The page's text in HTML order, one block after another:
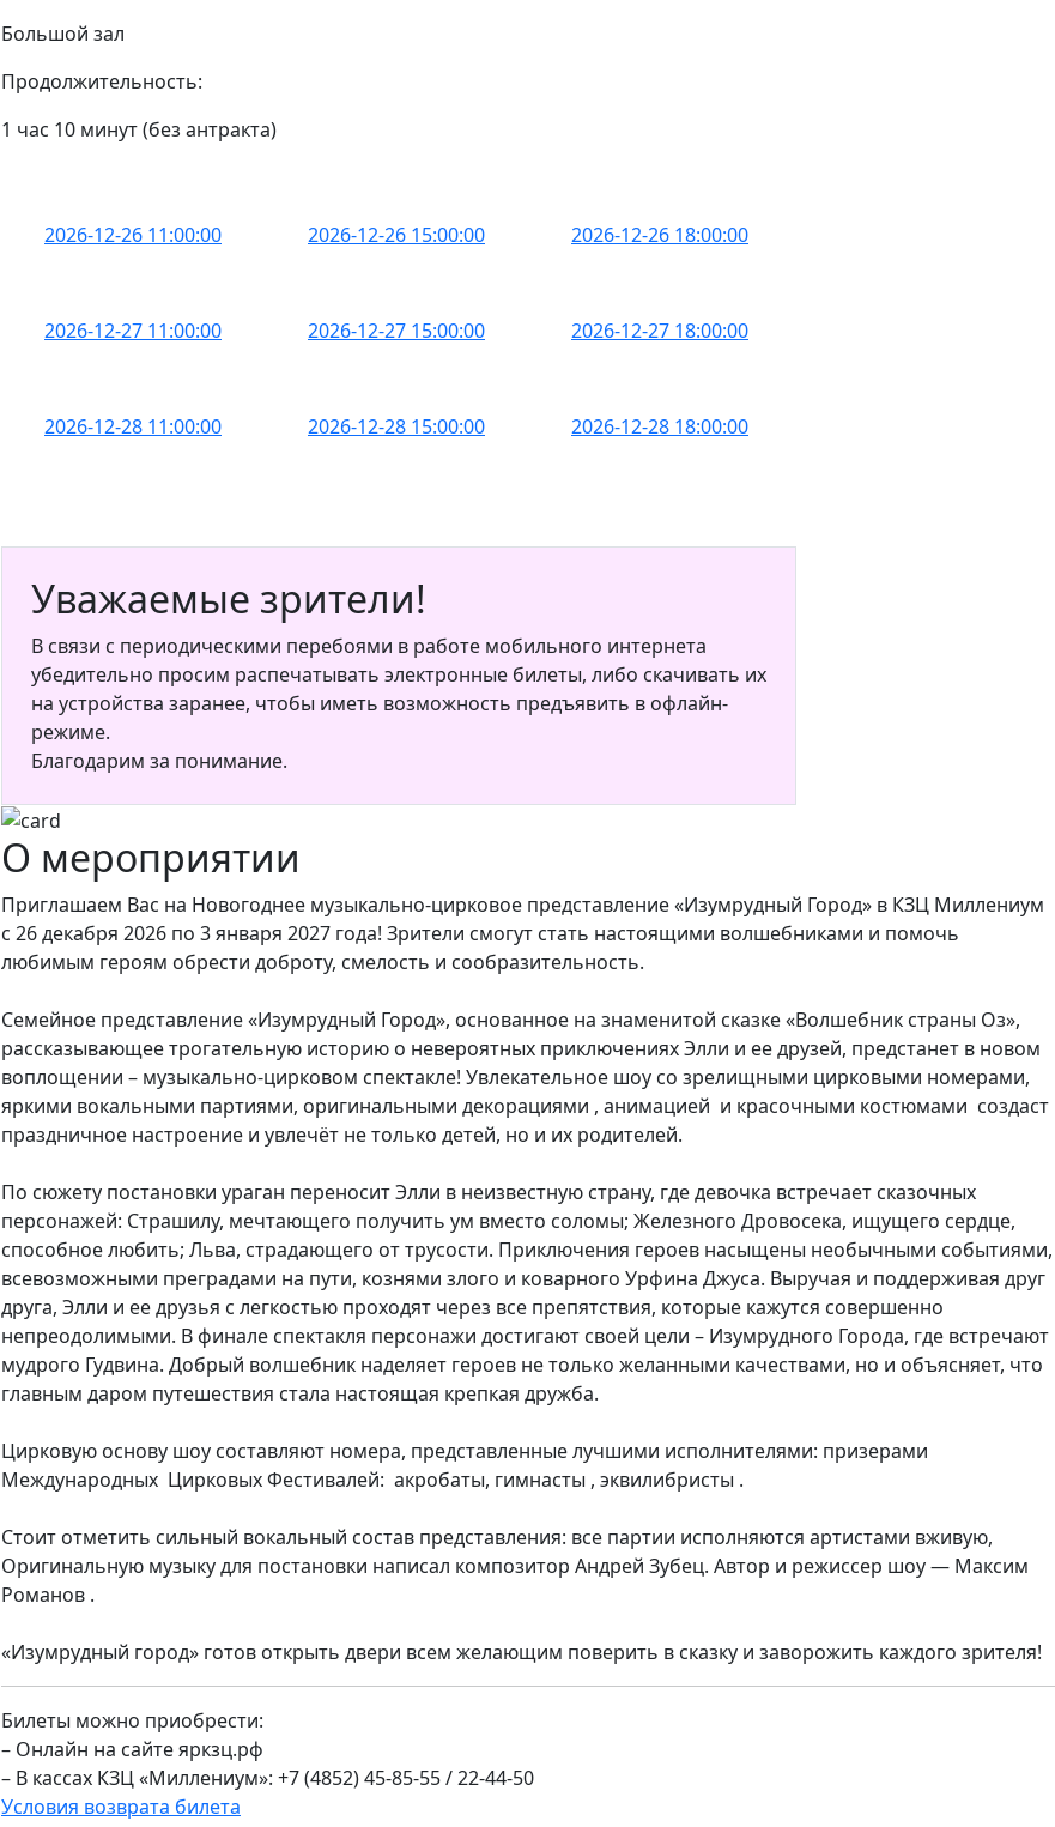
Большой зал
Продолжительность:
1 час 10 минут (без антракта)
2026-12-26 11:00:00 2026-12-26 15:00:00 2026-12-26 18:00:00
2026-12-27 11:00:00 2026-12-27 15:00:00 2026-12-27 18:00:00
2026-12-28 11:00:00 2026-12-28 15:00:00 2026-12-28 18:00:00
Уважаемые зрители!
В связи с периодическими перебоями в работе мобильного интернета
убедительно просим распечатывать электронные билеты, либо скачивать их
на устройства заранее, чтобы иметь возможность предъявить в офлайн-
режиме.
Благодарим за понимание.
О мероприятии
Приглашаем Вас на Новогоднее музыкально-цирковое представление «Изумрудный Город» в КЗЦ Миллениум
с 26 декабря 2026 по 3 января 2027 года! Зрители смогут стать настоящими волшебниками и помочь
любимым героям обрести доброту, смелость и сообразительность.
Семейное представление «Изумрудный Город», основанное на знаменитой сказке «Волшебник страны Оз»,
рассказывающее трогательную историю о невероятных приключениях Элли и ее друзей, предстанет в новом
воплощении – музыкально-цирковом спектакле! Увлекательное шоу со зрелищными цирковыми номерами,
яркими вокальными партиями, оригинальными декорациями , анимацией и красочными костюмами создаст
праздничное настроение и увлечёт не только детей, но и их родителей.
По сюжету постановки ураган переносит Элли в неизвестную страну, где девочка встречает сказочных
персонажей: Страшилу, мечтающего получить ум вместо соломы; Железного Дровосека, ищущего сердце,
способное любить; Льва, страдающего от трусости. Приключения героев насыщены необычными событиями,
всевозможными преградами на пути, кознями злого и коварного Урфина Джуса. Выручая и поддерживая друг
друга, Элли и ее друзья с легкостью проходят через все препятствия, которые кажутся совершенно
непреодолимыми. В финале спектакля персонажи достигают своей цели – Изумрудного Города, где встречают
мудрого Гудвина. Добрый волшебник наделяет героев не только желанными качествами, но и объясняет, что
главным даром путешествия стала настоящая крепкая дружба.
Цирковую основу шоу составляют номера, представленные лучшими исполнителями: призерами
Международных Цирковых Фестивалей: акробаты, гимнасты , эквилибристы .
Стоит отметить сильный вокальный состав представления: все партии исполняются артистами вживую,
Оригинальную музыку для постановки написал композитор Андрей Зубец. Автор и режиссер шоу — Максим
Романов .
«Изумрудный город» готов открыть двери всем желающим поверить в сказку и заворожить каждого зрителя!
Билеты можно приобрести:
– Онлайн на сайте яркзц.рф
– В кассах КЗЦ «Миллениум»: +7 (4852) 45-85-55 / 22-44-50
Условия возврата билета